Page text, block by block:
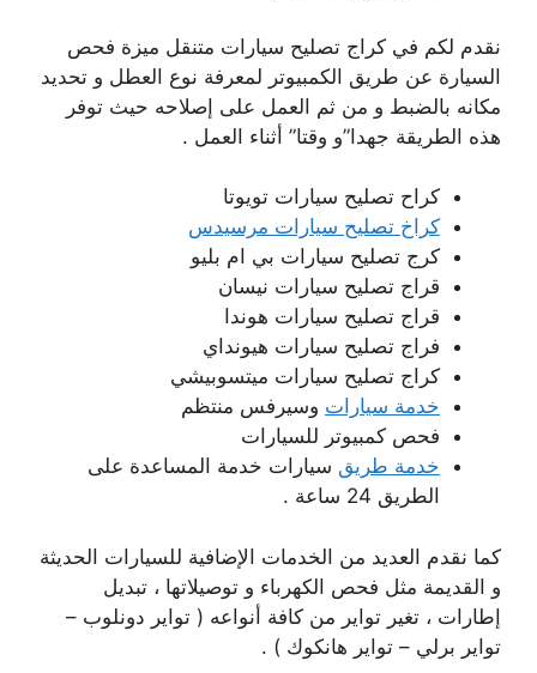
نقدم لكم في كراج تصليح سيارات متنقل ميزة فحص
السيارة عن طريق الكمبيوتر لمعرفة نوع العطل و تحديد
مكانه بالضبط و من ثم العمل على إصلاحه حيث توفر
هذه الطريقة جهدا”و وقتا” أثناء العمل .
كراح تصليح سيارات تويوتا
كراخ تصليح سيارات مرسيدس
كرج تصليح سيارات بي ام بليو
قراج تصليح سيارات نيسان
قراج تصليح سيارات هوندا
فراج تصليح سيارات هيونداي
كراج تصليح سيارات ميتسوبيشي
خدمة سيارات وسيرفس منتظم
فحص كمبيوتر للسيارات
خدمة طريق سيارات خدمة المساعدة على
الطريق 24 ساعة .
كما نقدم العديد من الخدمات الإضافية للسيارات الحديثة
و القديمة مثل فحص الكهرباء و توصيلاتها ، تبديل
إطارات ، تغير تواير من كافة أنواعه ( تواير دونلوب –
تواير برلي – تواير هانكوك ) .